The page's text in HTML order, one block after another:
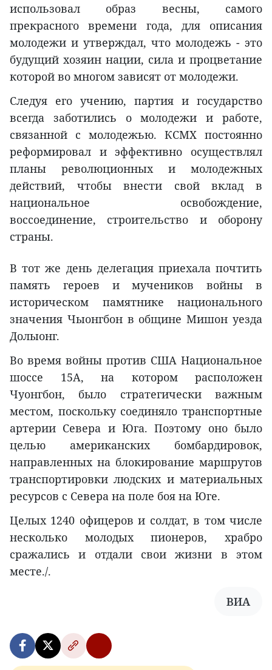
использовал образ весны, самого
прекрасного времени года, для описания
молодежи и утверждал, что молодежь - это
будущий хозяин нации, сила и процветание
которой во многом зависят от молодежи.
Следуя его учению, партия и государство
всегда заботились о молодежи и работе,
связанной с молодежью. КСМХ постоянно
реформировал и эффективно осуществлял
планы революционных и молодежных
действий, чтобы внести свой вклад в
национальное освобождение,
воссоединение, строительство и оборону
страны.
В тот же день делегация приехала почтить
память героев и мучеников войны в
историческом памятнике национального
значения Чыонгбон в общине Мишон уезда
Долыонг.
Во время войны против США Национальное
шоссе 15А, на котором расположен
Чуонгбон, было стратегически важным
местом, поскольку соединяло транспортные
артерии Севера и Юга. Поэтому оно было
целью американских бомбардировок,
направленных на блокирование маршрутов
транспортировки людских и материальных
ресурсов с Севера на поле боя на Юге.
Целых 1240 офицеров и солдат, в том числе
несколько молодых пионеров, храбро
сражались и отдали свои жизни в этом
месте./.
ВИА